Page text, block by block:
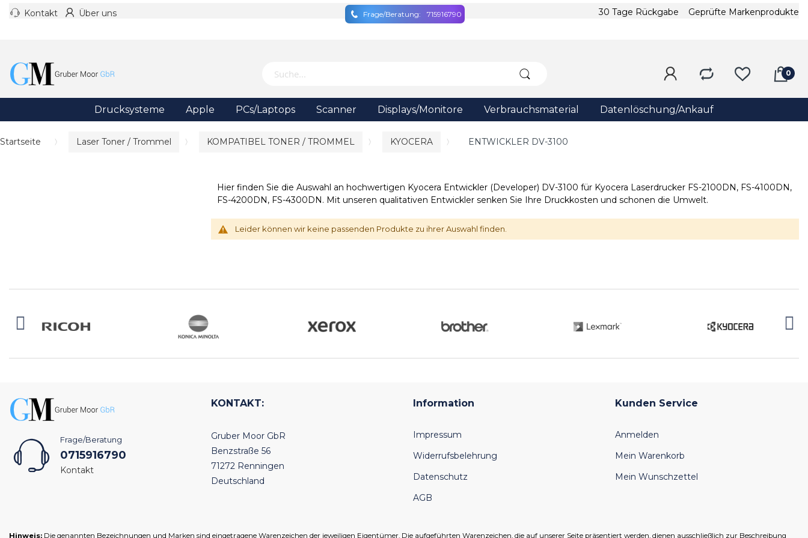
Kontakt Über uns Frage/Beratung: 715916790 30 Tage Rückgabe Geprüfte Markenprodukte
Drucksysteme Apple PCs/Laptops Scanner Displays/Monitore Verbrauchsmaterial Datenlöschung/Ankauf
Startseite Laser Toner / Trommel KOMPATIBEL TONER / TROMMEL KYOCERA ENTWICKLER DV-3100
Hier finden Sie die Auswahl an hochwertigen Kyocera Entwickler (Developer) DV-3100 für Kyocera Laserdrucker FS-2100DN, FS-4100DN,
FS-4200DN, FS-4300DN. Mit unseren qualitativen Entwickler senken Sie Ihre Druckkosten und schonen die Umwelt.
Leider können wir keine passenden Produkte zu ihrer Auswahl finden.
Frage/Beratung
0715916790
Kontakt
KONTAKT:
Gruber Moor GbR
Benzstraße 56
71272 Renningen
Deutschland
Information
Impressum
Widerrufsbelehrung
Datenschutz
AGB
Kunden Service
Anmelden
Mein Warenkorb
Mein Wunschzettel
Hinweis: Die genannten Bezeichnungen und Marken sind eingetragene Warenzeichen der jeweiligen Eigentümer. Die aufgeführten Warenzeichen, die auf unserer Seite präsentiert werden, dienen ausschließlich zur Beschreibung